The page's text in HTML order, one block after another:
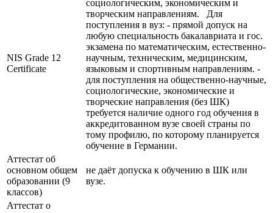
NIS Grade 12
Certificate
социологическим, экономическим и
творческим направлениям. Для
поступления в вуз: - прямой допуск на
любую специальность бакалавриата и гос.
экзамена по математическим, естественно-
научным, техническим, медицинским,
языковым и спортивным направлениям. -
для поступления на общественно-научные,
социологические, экономические и
творческие направления (без ШК)
требуется наличие одного год обучения в
аккредитованном вузе своей страны по
тому профилю, по которому планируется
обучение в Германии.
Аттестат об
основном общем
образовании (9
классов)
не даёт допуска к обучению в ШК или
вузе.
Аттестат о